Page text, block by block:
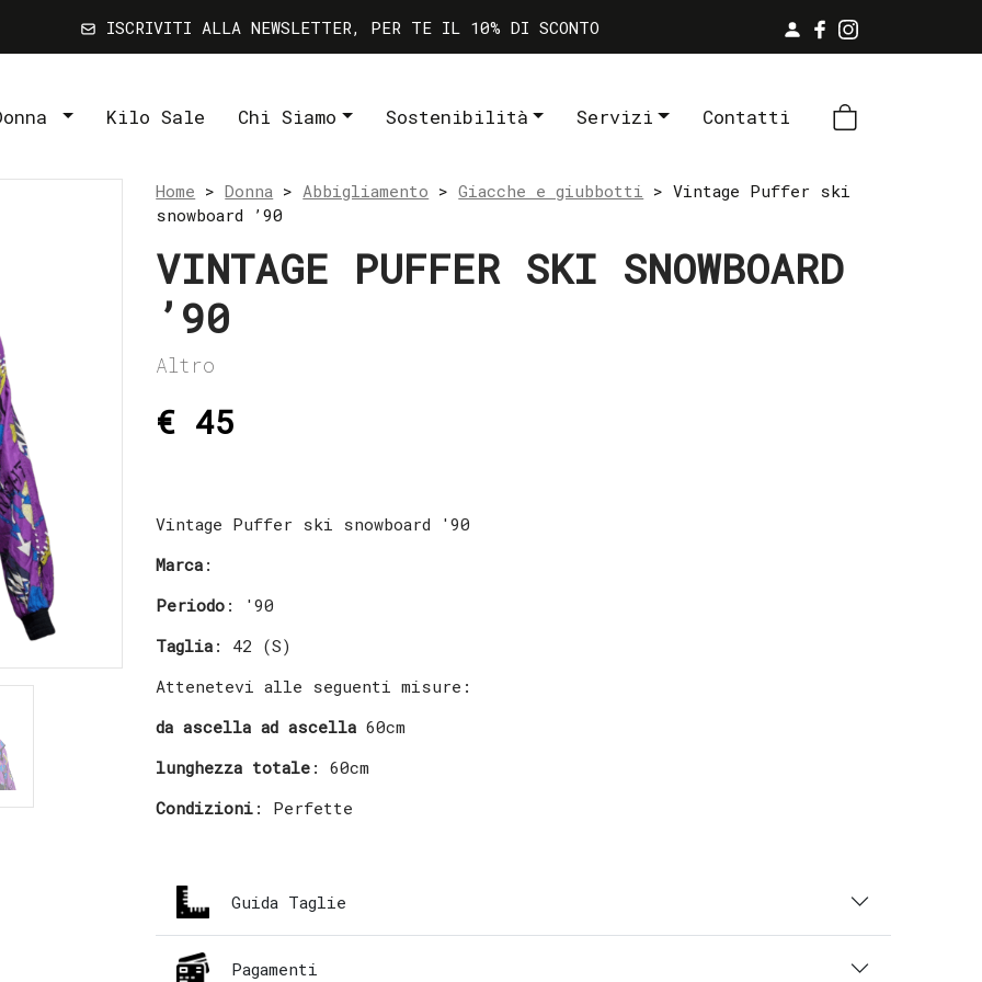
ISCRIVITI ALLA NEWSLETTER, PER TE IL 10% DI SCONTO
Kilo Sale Chi Siamo Sostenibilità Servizi Contatti
Home >Donna >Abbigliamento >Giacche e giubbotti > Vintage Puffer ski
snowboard ’90
VINTAGE PUFFER SKI SNOWBOARD
’90
Altro
€ 45
Vintage Puffer ski snowboard '90
Marca :
Periodo : '90
Taglia : 42 (S)
Attenetevi alle seguenti misure:
da ascella ad ascella 60cm
lunghezza totale : 60cm
Condizioni : Perfette
Guida Taglie
Pagamenti